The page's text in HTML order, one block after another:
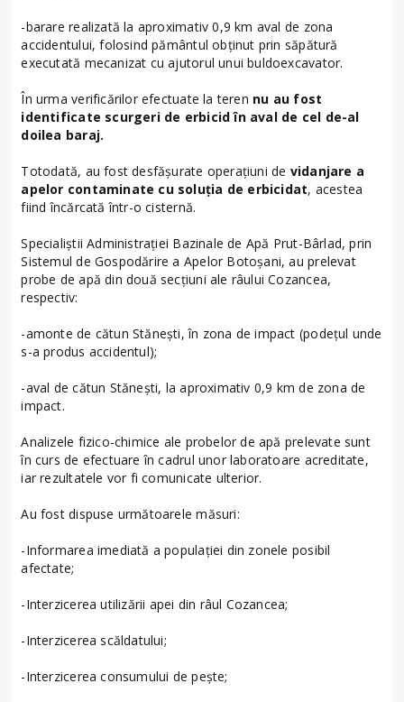
-barare realizată la aproximativ 0,9 km aval de zona
accidentului, folosind pământul obținut prin săpătură
executată mecanizat cu ajutorul unui buldoexcavator.
În urma verificărilor efectuate la teren nu au fost
identificate scurgeri de erbicid în aval de cel de-al
doilea baraj.
Totodată, au fost desfășurate operațiuni de vidanjare a
apelor contaminate cu soluția de erbicidat, acestea
fiind încărcată într-o cisternă.
Specialiștii Administrației Bazinale de Apă Prut-Bârlad, prin
Sistemul de Gospodărire a Apelor Botoșani, au prelevat
probe de apă din două secțiuni ale râului Cozancea,
respectiv:
-amonte de cătun Stănești, în zona de impact (podețul unde
s-a produs accidentul);
-aval de cătun Stănești, la aproximativ 0,9 km de zona de
impact.
Analizele fizico-chimice ale probelor de apă prelevate sunt
în curs de efectuare în cadrul unor laboratoare acreditate,
iar rezultatele vor fi comunicate ulterior.
Au fost dispuse următoarele măsuri:
-Informarea imediată a populației din zonele posibil
afectate;
-Interzicerea utilizării apei din râul Cozancea;
-Interzicerea scăldatului;
-Interzicerea consumului de pește;